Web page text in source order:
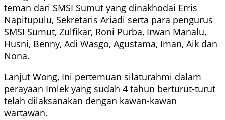
teman dari SMSI Sumut yang dinakhodai Erris
Napitupulu, Sekretaris Ariadi serta para pengurus
SMSI Sumut, Zulfikar, Roni Purba, Irwan Manalu,
Husni, Benny, Adi Wasgo, Agustama, Iman, Aik dan
Nona.
Lanjut Wong, Ini pertemuan silaturahmi dalam
perayaan Imlek yang sudah 4 tahun berturut-turut
telah dilaksanakan dengan kawan-kawan
wartawan.